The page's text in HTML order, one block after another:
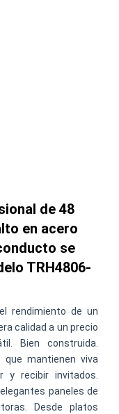
de 48
en acero
se
TRH4806-
rendimiento de un
calidad a un precio
Bien construida.
mantienen viva
y recibir invitados.
paneles de
Desde platos